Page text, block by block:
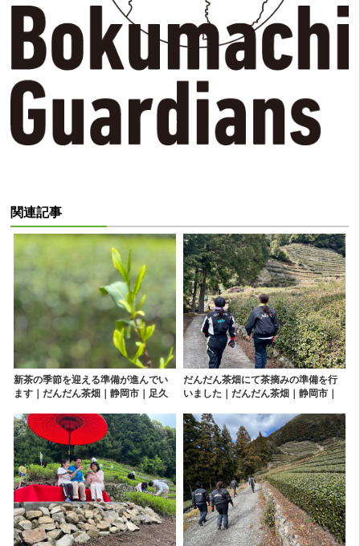
関連記事
新茶の季節を迎える準備が進んでい
ます｜だんだん茶畑｜静岡市｜足久
だんだん茶畑にて茶摘みの準備を行
いました｜だんだん茶畑｜静岡市｜